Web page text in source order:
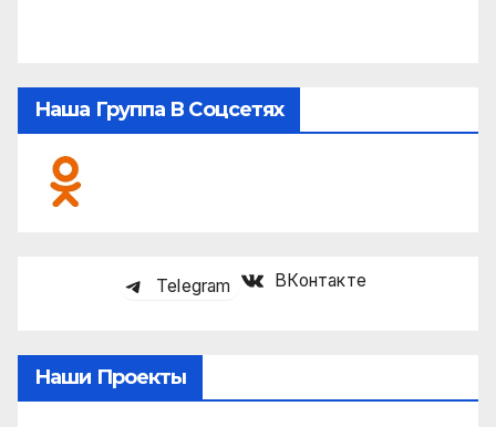
Наша Группа В Соцсетях
Telegram ВКонтакте
Наши Проекты